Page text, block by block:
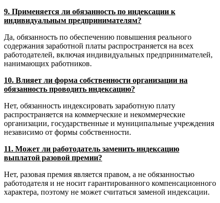
9. Применяется ли обязанность по индексации к
индивидуальным предпринимателям?
Да, обязанность по обеспечению повышения реального
содержания заработной платы распространяется на всех
работодателей, включая индивидуальных предпринимателей,
нанимающих работников.
10. Влияет ли форма собственности организации на
обязанность проводить индексацию?
Нет, обязанность индексировать заработную плату
распространяется на коммерческие и некоммерческие
организации, государственные и муниципальные учреждения
независимо от формы собственности.
11. Может ли работодатель заменить индексацию
выплатой разовой премии?
Нет, разовая премия является правом, а не обязанностью
работодателя и не носит гарантированного компенсационного
характера, поэтому не может считаться заменой индексации.